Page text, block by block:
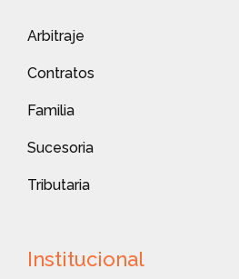
Arbitraje
Contratos
Familia
Sucesoria
Tributaria
Institucional